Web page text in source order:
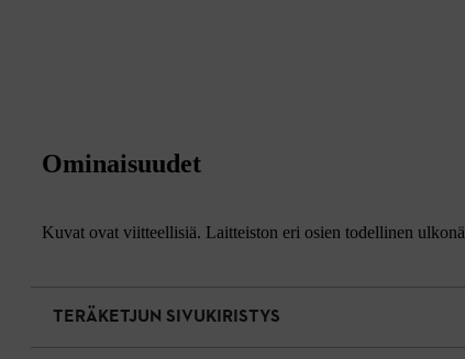
Ominaisuudet
Kuvat ovat viitteellisiä. Laitteiston eri osien todellinen
TERÄKETJUN SIVUKIRISTYS